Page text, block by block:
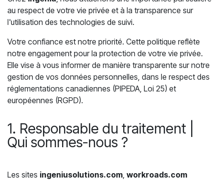
au respect de votre vie privée et à la transparence sur
l'utilisation des technologies de suivi.
Votre confiance est notre priorité. Cette politique reflète
notre engagement pour la protection de votre vie privée.
Elle vise à vous informer de manière transparente sur notre
gestion de vos données personnelles, dans le respect des
réglementations canadiennes (PIPEDA, Loi 25) et
européennes (RGPD).
1. Responsable du traitement |
Qui sommes-nous ?
Les sites ingeniusolutions.com workroads.com